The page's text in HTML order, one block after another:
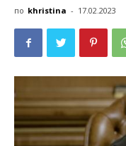
по khristina - 17.02.2023